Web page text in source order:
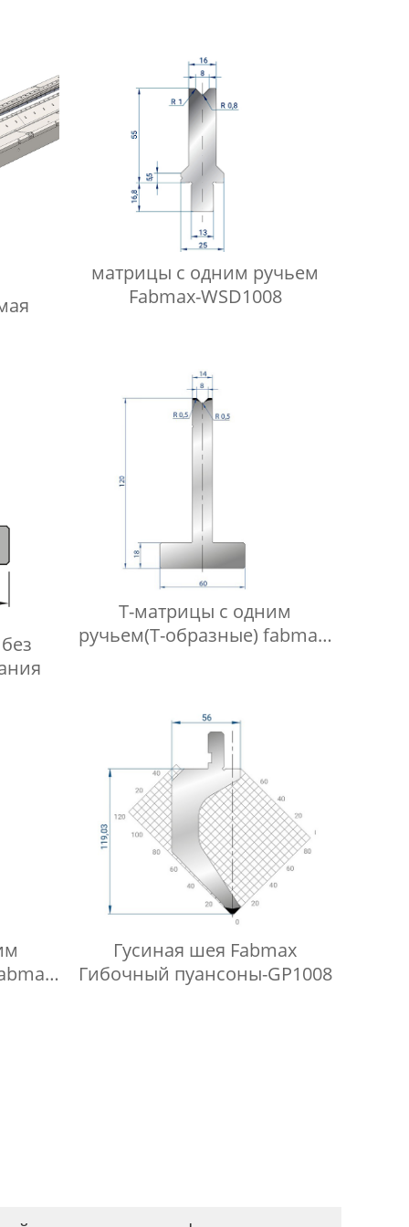
матрицы с одним ручьем
Fabmax-WSD1008
Т-матрицы с одним
ручьем(Т-образные) fabmax-
Гусиная шея Fabmax
Гибочный пуансоны-GP1008